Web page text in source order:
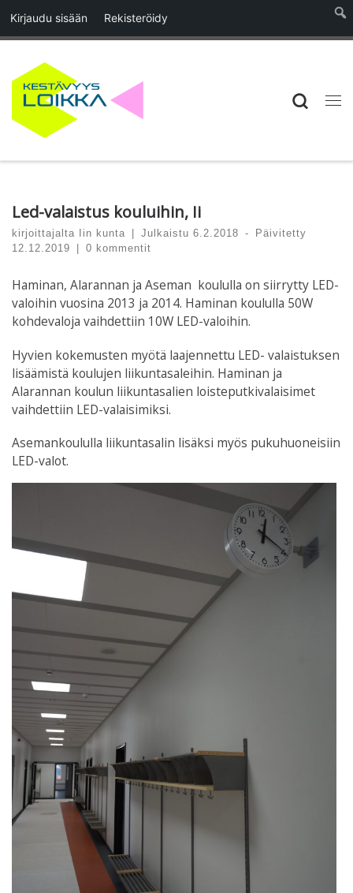
Kirjaudu sisään Rekisteröidy
Skip to content
Led-valaistus kouluihin, Ii
kirjoittajalta Iin kunta Julkaistu6.2.2018 -
Päivitetty
12.12.2019
0 kommentit
Haminan, Alarannan ja Aseman koululla on siirrytty LED-
valoihin vuosina 2013 ja 2014. Haminan koululla 50W
kohdevaloja vaihdettiin 10W LED-valoihin.
Hyvien kokemusten myötä laajennettu LED- valaistuksen
lisäämistä koulujen liikuntasaleihin. Haminan ja
Alarannan koulun liikuntasalien loisteputkivalaisimet
vaihdettiin LED-valaisimiksi.
Asemankoululla liikuntasalin lisäksi myös pukuhuoneisiin
LED-valot.